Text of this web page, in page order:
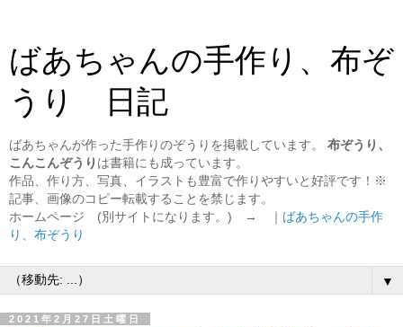
ばあちゃんの手作り、布ぞ
うり 日記
ばあちゃんが作った手作りのぞうりを掲載しています。 布ぞうり、
こんこんぞうり は書籍にも成っています。
作品、作り方、写真、イラストも豊富で作りやすいと好評です！※
記事、画像のコピー転載することを禁じます。
ホームページ (別サイトになります。) → ｜ ばあちゃんの手作
り、布ぞうり
▼
2021年2月27日土曜日